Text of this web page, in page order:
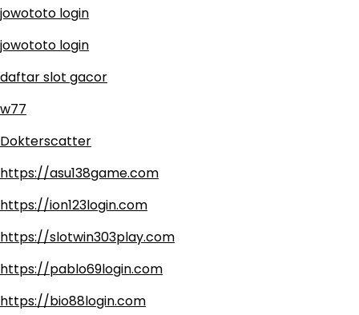
jowototo login
jowototo login
daftar slot gacor
w77
Dokterscatter
https://asu138game.com
https://ion123login.com
https://slotwin303play.com
https://pablo69login.com
https://bio88login.com